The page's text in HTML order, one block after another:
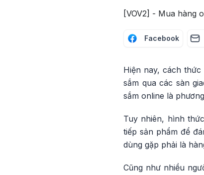
[VOV2] - Mua hàng
Facebook
Hiện nay, cách
sắm qua các sàn
sắm online là
Tuy nhiên, hình
tiếp sản phẩm để
dùng gặp phải là
Cũng như nhiều